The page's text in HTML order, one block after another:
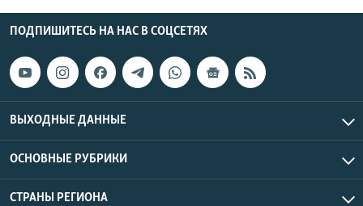
ПОДПИШИТЕСЬ НА НАС В СОЦСЕТЯХ
ВЫХОДНЫЕ ДАННЫЕ
ОСНОВНЫЕ РУБРИКИ
СТРАНЫ РЕГИОНА